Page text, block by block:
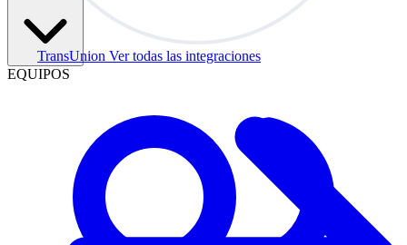
TransUnion Ver todas las integraciones
EQUIPOS